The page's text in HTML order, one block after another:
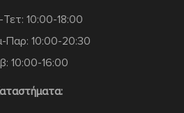
10:00-18:00
Παρ: 10:00-20:30
10:00-16:00